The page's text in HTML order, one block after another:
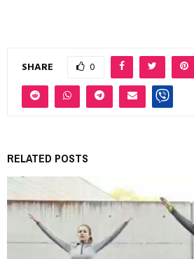
SHARE 0
RELATED POSTS